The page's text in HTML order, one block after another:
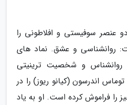
عنصر سوفیستی و افلاطونی را
روانشناسی و عشق. نماد های
و شخصیت ترینیتی
اندرسون (کیانو ریوز) را در
را فراموش کرده است. او به یاد